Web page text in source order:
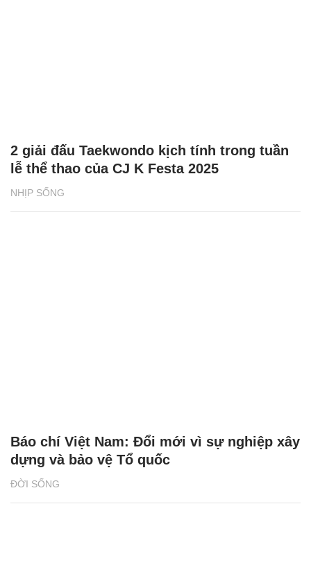
NHỊP SỐNG
2 giải đấu Taekwondo kịch tính trong tuần
lễ thể thao của CJ K Festa 2025
ĐỜI SỐNG
Báo chí Việt Nam: Đổi mới vì sự nghiệp xây
dựng và bảo vệ Tổ quốc